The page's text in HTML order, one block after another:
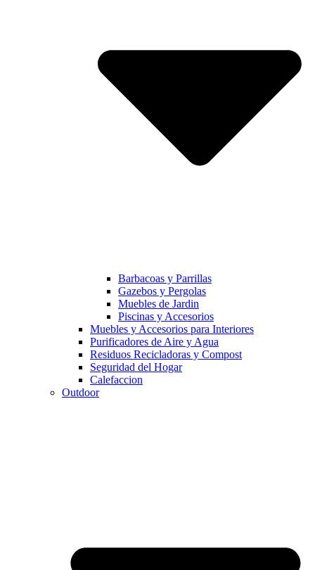
Barbacoas y Parrillas
Gazebos y Pergolas
Muebles de Jardin
Piscinas y Accesorios
Muebles y Accesorios para Interiores
Purificadores de Aire y Agua
Residuos Recicladoras y Compost
Seguridad del Hogar
Calefaccion
Outdoor